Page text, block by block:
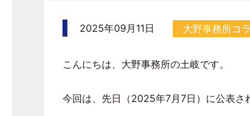
2025年09月11日 大野事務所コ
こんにちは、大野事務所の土岐です。
今回は、先日（2025年7月7日）に公表さ